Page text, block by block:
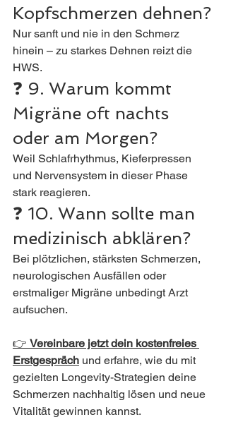
Kopfschmerzen dehnen?
Nur sanft und nie in den Schmerz
hinein – zu starkes Dehnen reizt die
HWS.
❓ 9. Warum kommt
Migräne oft nachts
oder am Morgen?
Weil Schlafrhythmus, Kieferpressen
und Nervensystem in dieser Phase
stark reagieren.
❓ 10. Wann sollte man
medizinisch abklären?
Bei plötzlichen, stärksten Schmerzen,
neurologischen Ausfällen oder
erstmaliger Migräne unbedingt Arzt
aufsuchen.
👉 Vereinbare jetzt dein kostenfreies
Erstgespräch und erfahre, wie du mit
gezielten Longevity-Strategien deine
Schmerzen nachhaltig lösen und neue
Vitalität gewinnen kannst.